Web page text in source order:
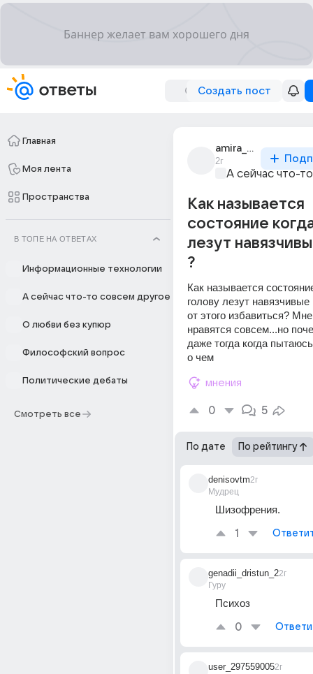
Создать пост
Главная
Моя лента
Пространства
В ТОПЕ НА ОТВЕТАХ
Информационные технологии
А сейчас что-то совсем другое
О любви без купюр
Философский вопрос
Политические дебаты
Смотреть все
amira_amirova_276
2г
А сейчас что-
Как называется
состояние
лезут
?
Как называется
голову лезут
от этого избавиться?
нравятся совсем...но
даже тогда когда
о чем
мнения
0 5
По дате По рейтингу
denisovtm
Мудрец
2г
Шизофрения.
1
genadii_dristun_2
Гуру
2г
Психоз
0
user_2975590052г